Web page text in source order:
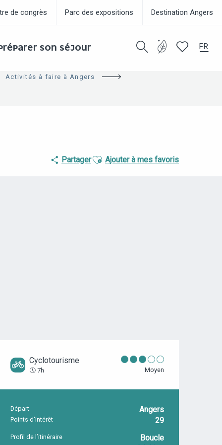
FR
de congrès Parc des expositions Destination Angers
SON SÉJOUR
Activités à faire à Angers
PartagerAjouter aux favoris
Ajouter à mes favoris
Cyclotourisme
7h Moyen
INFORMATIONS PRATIQUES
Départ Angers
Points d'intérêt 29
Profil de l’itinéraire Boucle